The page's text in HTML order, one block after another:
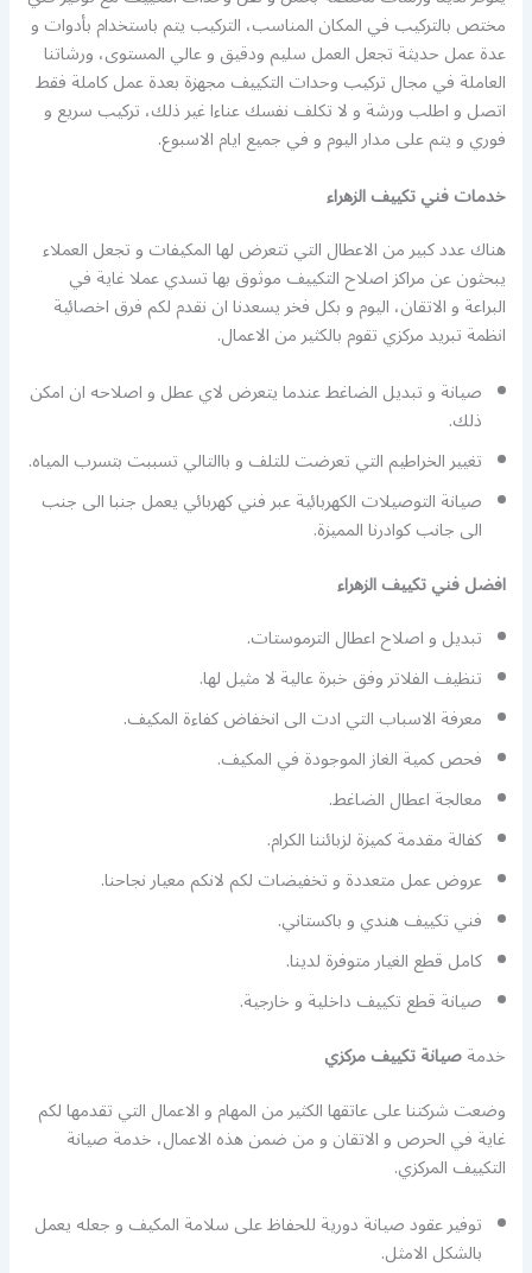
مختص بالتركيب في المكان المناسب، التركيب يتم باستخدام بأدوات و
عدة عمل حديثة تجعل العمل سليم ودقيق و عالي المستوى، ورشاتنا
العاملة في مجال تركيب وحدات التكييف مجهزة بعدة عمل كاملة فقط
اتصل و اطلب ورشة و لا تكلف نفسك عناءا غير ذلك، تركيب سريع و
فوري و يتم على مدار اليوم و في جميع ايام الاسبوع.
خدمات فني تكييف الزهراء
هناك عدد كبير من الاعطال التي تتعرض لها المكيفات و تجعل العملاء
يبحثون عن مراكز اصلاح التكييف موثوق بها تسدي عملا غاية في
البراعة و الاتقان، اليوم و بكل فخر يسعدنا ان نقدم لكم فرق اخصائية
انظمة تبريد مركزي تقوم بالكثير من الاعمال.
صيانة و تبديل الضاغط عندما يتعرض لاي عطل و اصلاحه ان امكن
ذلك.
تغيير الخراطيم التي تعرضت للتلف و باالتالي تسببت بتسرب المياه.
صيانة التوصيلات الكهربائية عبر فني كهربائي يعمل جنبا الى جنب
الى جانب كوادرنا المميزة.
افضل فني تكييف الزهراء
تبديل و اصلاح اعطال الترموستات.
تنظيف الفلاتر وفق خبرة عالية لا مثيل لها.
معرفة الاسباب التي ادت الى انخفاض كفاءة المكيف.
فحص كمية الغاز الموجودة في المكيف.
معالجة اعطال الضاغط.
كفالة مقدمة كميزة لزبائننا الكرام.
عروض عمل متعددة و تخفيضات لكم لانكم معيار نجاحنا.
فني تكييف هندي و باكستاني.
كامل قطع الغيار متوفرة لدينا.
صيانة قطع تكييف داخلية و خارجية.
خدمةصيانة تكييف مركزي
وضعت شركتنا على عاتقها الكثير من المهام و الاعمال التي تقدمها لكم
غاية في الحرص و الاتقان و من ضمن هذه الاعمال، خدمة صيانة
التكييف المركزي.
توفير عقود صيانة دورية للحفاظ على سلامة المكيف و جعله يعمل
بالشكل الامثل.